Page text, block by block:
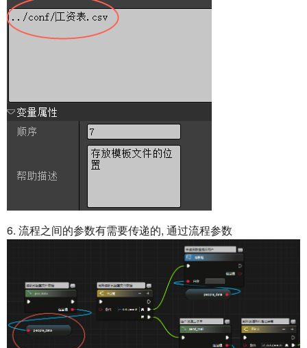
6. 流程之间的参数有需要传递的, 通过流程参数